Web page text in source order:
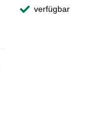
verfügbar